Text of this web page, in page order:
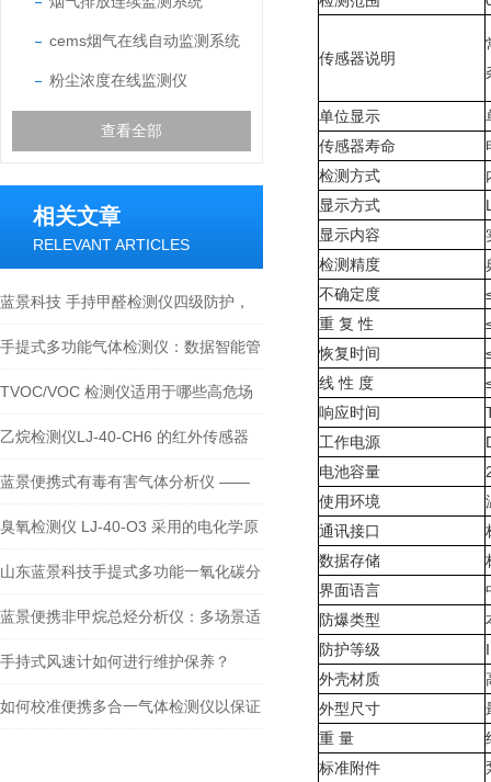
cems烟气在线自动监测系统
粉尘浓度在线监测仪
查看全部
相关文章
RELEVANT ARTICLES
蓝景科技 手持甲醛检测仪四级防护，
防爆场景的 “安全尖兵”
手提式多功能气体检测仪：数据智能管
理，驱动检测数字化转型
TVOC/VOC 检测仪适用于哪些高危场
景？如何保障人员安全？
乙烷检测仪LJ-40-CH6 的红外传感器
有何技术优势？
蓝景便携式有毒有害气体分析仪 ——
精准与高效的完-美融合
臭氧检测仪 LJ-40-O3 采用的电化学原
理传感器是如何工作的？
山东蓝景科技手提式多功能一氧化碳分
析仪：石油化工领域的安全守护者
蓝景便携非甲烷总烃分析仪：多场景适
用，精准监测气体
手持式风速计如何进行维护保养？
如何校准便携多合一气体检测仪以保证
传感器说明
单位显示
传感器寿命
检测方式
显示方式
显示内容
检测精度
不确定度
重 复 性
恢复时间
线 性 度
响应时间
工作电源
电池容量
使用环境
通讯接口
数据存储
界面语言
防爆类型
防护等级
外壳材质
外型尺寸
重 量
标准附件